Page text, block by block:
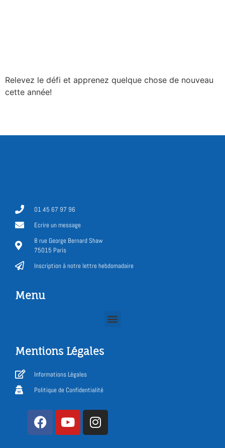
Relevez le défi et apprenez quelque chose de nouveau
cette année!
01 45 67 97 96
Ecrire un message
8 rue George Bernard Shaw
75015 Paris
Inscription à notre lettre hebdomadaire
Menu
Mentions Légales
Informations Légales
Politique de Confidentialité